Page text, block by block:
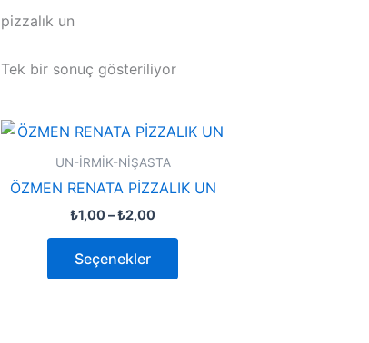
pizzalık un
Tek bir sonuç gösteriliyor
UN-İRMİK-NİŞASTA
ÖZMEN RENATA PİZZALIK UN
₺1,00–₺2,00
Fiyat
₺1,00
₺2,00
Seçenekler
Bu